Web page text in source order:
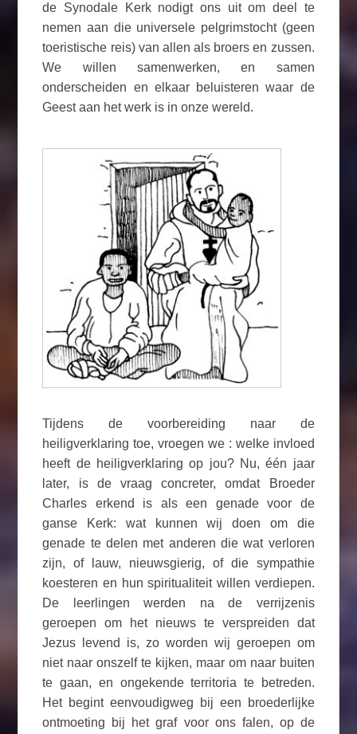
de Synodale Kerk nodigt ons uit om deel te
nemen aan die universele pelgrimstocht (geen
toeristische reis) van allen als broers en zussen.
We willen samenwerken, en samen
onderscheiden en elkaar beluisteren waar de
Geest aan het werk is in onze wereld.
Tijdens de voorbereiding naar de
heiligverklaring toe, vroegen we : welke invloed
heeft de heiligverklaring op jou? Nu, één jaar
later, is de vraag concreter, omdat Broeder
Charles erkend is als een genade voor de
ganse Kerk: wat kunnen wij doen om die
genade te delen met anderen die wat verloren
zijn, of lauw, nieuwsgierig, of die sympathie
koesteren en hun spiritualiteit willen verdiepen.
De leerlingen werden na de verrijzenis
geroepen om het nieuws te verspreiden dat
Jezus levend is, zo worden wij geroepen om
niet naar onszelf te kijken, maar om naar buiten
te gaan, en ongekende territoria te betreden.
Het begint eenvoudigweg bij een broederlijke
ontmoeting bij het graf voor ons falen, op de